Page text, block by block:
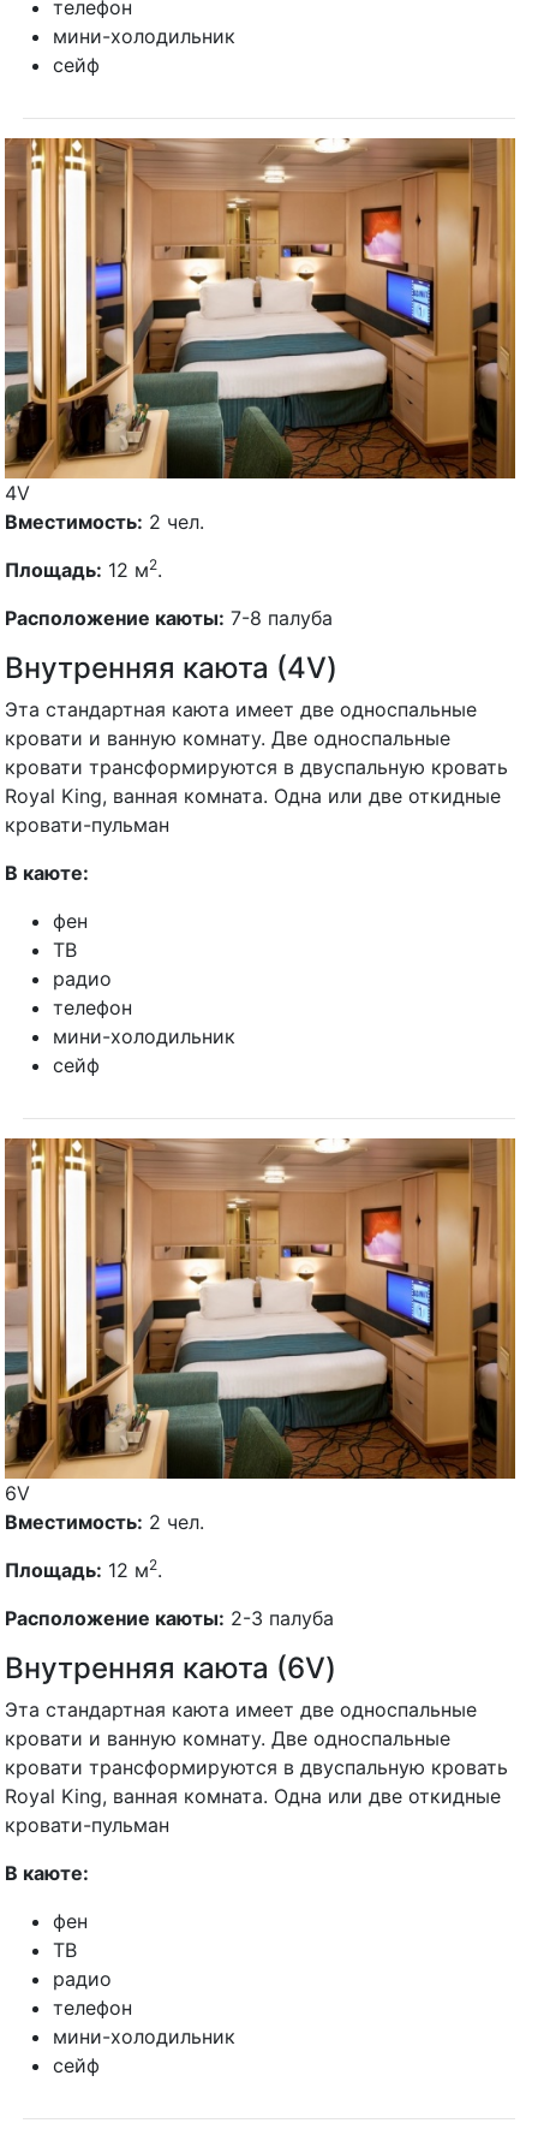
телефон
мини-холодильник
сейф
4V
Вместимость: 2 чел.
Площадь: 12 м2.
Расположение каюты: 7-8 палуба
Внутренняя каюта (4V)
Эта стандартная каюта имеет две односпальные
кровати и ванную комнату. Две односпальные
кровати трансформируются в двуспальную кровать
Royal King, ванная комната. Одна или две откидные
кровати-пульман
В каюте:
фен
ТВ
радио
телефон
мини-холодильник
сейф
6V
Вместимость: 2 чел.
Площадь: 12 м2.
Расположение каюты: 2-3 палуба
Внутренняя каюта (6V)
Эта стандартная каюта имеет две односпальные
кровати и ванную комнату. Две односпальные
кровати трансформируются в двуспальную кровать
Royal King, ванная комната. Одна или две откидные
кровати-пульман
В каюте:
фен
ТВ
радио
телефон
мини-холодильник
сейф